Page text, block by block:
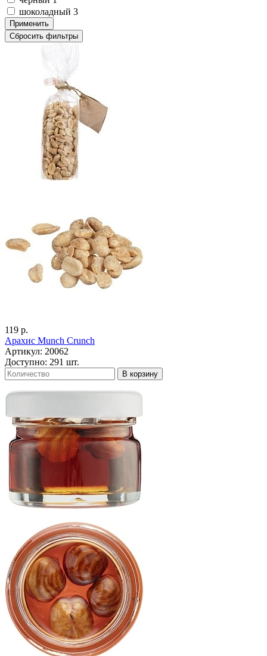
шоколадный 3
Применить
Сбросить фильтры
119 р.
Арахис Munch Crunch
Артикул: 20062
Доступно: 291 шт.
В корзину